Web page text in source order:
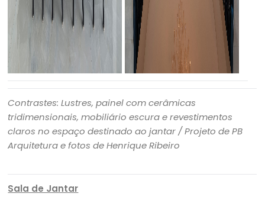
Contrastes: Lustres, painel com cerâmicas
tridimensionais, mobiliário escura e revestimentos
claros no espaço destinado ao jantar/ Projeto de PB
Arquitetura e fotos de Henrique Ribeiro
Sala de Jantar